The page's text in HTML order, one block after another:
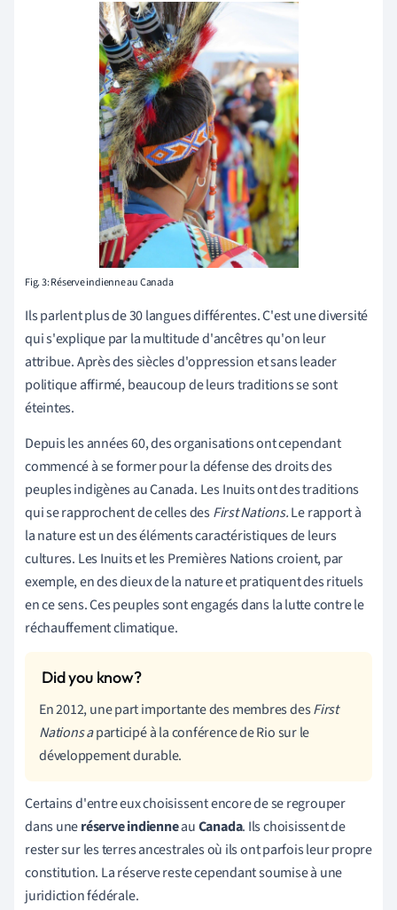
Fig. 3: Réserve indienne au Canada
Ils parlent plus de 30 langues différentes. C'est une diversité
qui s'explique par la multitude d'ancêtres qu'on leur
attribue. Après des siècles d'oppression et sans leader
politique affirmé, beaucoup de leurs traditions se sont
éteintes.
Depuis les années 60, des organisations ont cependant
commencé à se former pour la défense des droits des
peuples indigènes au Canada. Les Inuits ont des traditions
qui se rapprochent de celles desFirst Nations.Le rapport à
la nature est un des éléments caractéristiques de leurs
cultures. Les Inuits et les Premières Nations croient, par
exemple, en des dieux de la nature et pratiquent des rituels
en ce sens. Ces peuples sont engagés dans la lutte contre le
réchauffement climatique.
En 2012, une part importante des membres desFirst
Nations aparticipé à la conférence de Rio sur le
développement durable.
Certains d'entre eux choisissent encore de se regrouper
dans uneréserve indienneauCanada. Ils choisissent de
rester sur les terres ancestrales où ils ont parfois leur propre
constitution. La réserve reste cependant soumise à une
juridiction fédérale.